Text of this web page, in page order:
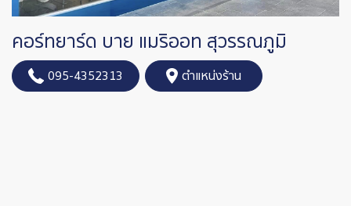
คอร์ทยาร์ด บาย แมริออท สุวรรณภูมิ
095-4352313 ตำแหน่งร้าน